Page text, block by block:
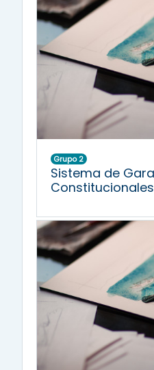
Grupo 2
Sistema de
Constitucionales